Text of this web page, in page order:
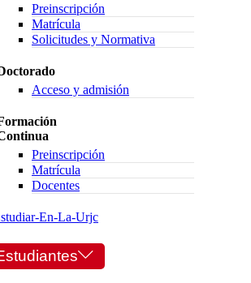
Preinscripción
Matrícula
Solicitudes y Normativa
Acceso y admisión
Preinscripción
Matrícula
Docentes
En-La-Urjc